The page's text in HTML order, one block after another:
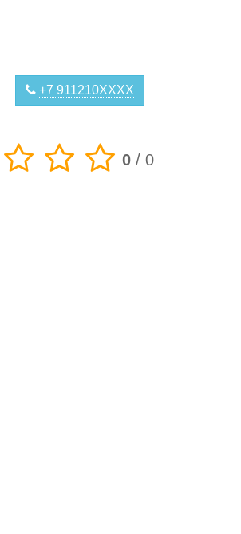
+7 911210XXXX
0 / 0